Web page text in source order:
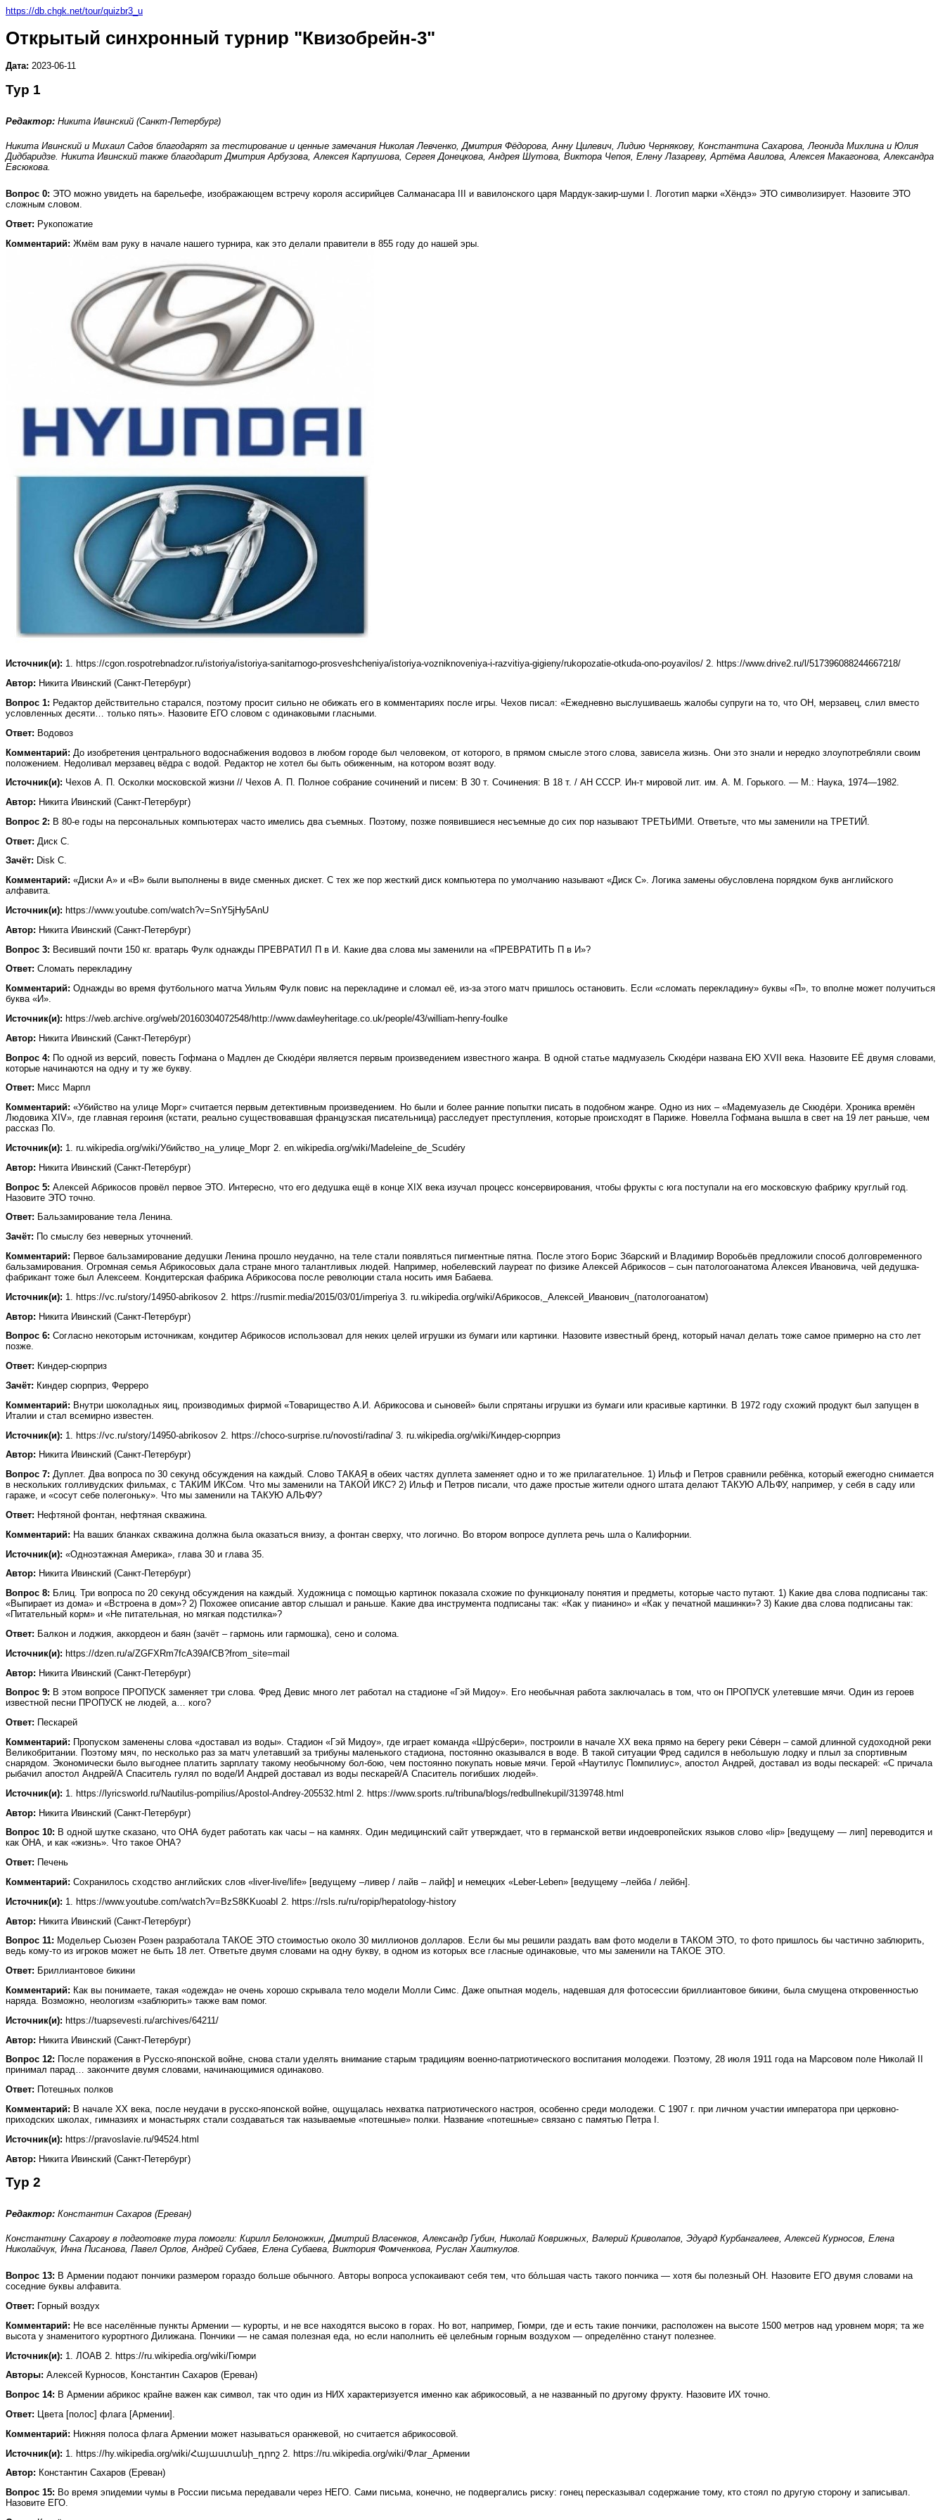
https://db.chgk.net/tour/quizbr3_u
Открытый синхронный турнир "Квизобрейн-3"
Дата: 2023-06-11
Тур 1
Редактор: Никита Ивинский (Санкт-Петербург)
Никита Ивинский и Михаил Садов благодарят за тестирование и ценные замечания Николая Левченко, Дмитрия Фёдорова, Анну Цилевич, Лидию Чернякову, Константина Сахарова, Леонида Михлина и Юлия
Дидбаридзе. Никита Ивинский также благодарит Дмитрия Арбузова, Алексея Карпушова, Сергея Донецкова, Андрея Шутова, Виктора Чепоя, Елену Лазареву, Артёма Авилова, Алексея Макагонова, Александра
Евсюкова.
Вопрос 0: ЭТО можно увидеть на барельефе, изображающем встречу короля ассирийцев Салманасара III и вавилонского царя Мардук-закир-шуми I. Логотип марки «Хёндэ» ЭТО символизирует. Назовите ЭТО
сложным словом.
Ответ: Рукопожатие
Комментарий: Жмём вам руку в начале нашего турнира, как это делали правители в 855 году до нашей эры.
Источник(и): 1. https://cgon.rospotrebnadzor.ru/istoriya/istoriya-sanitarnogo-prosveshcheniya/istoriya-vozniknoveniya-i-razvitiya-gigieny/rukopozatie-otkuda-ono-poyavilos/ 2. https://www.drive2.ru/l/517396088244667218/
Автор: Никита Ивинский (Санкт-Петербург)
Вопрос 1: Редактор действительно старался, поэтому просит сильно не обижать его в комментариях после игры. Чехов писал: «Ежедневно выслушиваешь жалобы супруги на то, что ОН, мерзавец, слил вместо
условленных десяти… только пять». Назовите ЕГО словом с одинаковыми гласными.
Ответ: Водовоз
Комментарий: До изобретения центрального водоснабжения водовоз в любом городе был человеком, от которого, в прямом смысле этого слова, зависела жизнь. Они это знали и нередко злоупотребляли своим
положением. Недоливал мерзавец вёдра с водой. Редактор не хотел бы быть обиженным, на котором возят воду.
Источник(и): Чехов А. П. Осколки московской жизни // Чехов А. П. Полное собрание сочинений и писем: В 30 т. Сочинения: В 18 т. / АН СССР. Ин-т мировой лит. им. А. М. Горького. — М.: Наука, 1974—1982.
Автор: Никита Ивинский (Санкт-Петербург)
Вопрос 2: В 80-е годы на персональных компьютерах часто имелись два съемных. Поэтому, позже появившиеся несъемные до сих пор называют ТРЕТЬИМИ. Ответьте, что мы заменили на ТРЕТИЙ.
Ответ: Диск С.
Зачёт: Disk C.
Комментарий: «Диски А» и «B» были выполнены в виде сменных дискет. С тех же пор жесткий диск компьютера по умолчанию называют «Диск С». Логика замены обусловлена порядком букв английского
алфавита.
Источник(и): https://www.youtube.com/watch?v=SnY5jHy5AnU
Автор: Никита Ивинский (Санкт-Петербург)
Вопрос 3: Весивший почти 150 кг. вратарь Фулк однажды ПРЕВРАТИЛ П в И. Какие два слова мы заменили на «ПРЕВРАТИТЬ П в И»?
Ответ: Сломать перекладину
Комментарий: Однажды во время футбольного матча Уильям Фулк повис на перекладине и сломал её, из-за этого матч пришлось остановить. Если «сломать перекладину» буквы «П», то вполне может получиться
буква «И».
Источник(и): https://web.archive.org/web/20160304072548/http://www.dawleyheritage.co.uk/people/43/william-henry-foulke
Автор: Никита Ивинский (Санкт-Петербург)
Вопрос 4: По одной из версий, повесть Гофмана о Мадлен де Скюде́ри является первым произведением известного жанра. В одной статье мадмуазель Скюде́ри названа ЕЮ XVII века. Назовите ЕЁ двумя словами,
которые начинаются на одну и ту же букву.
Ответ: Мисс Марпл
Комментарий: «Убийство на улице Морг» считается первым детективным произведением. Но были и более ранние попытки писать в подобном жанре. Одно из них – «Мадемуазель де Скюде́ри. Хроника времён
Людовика XIV», где главная героиня (кстати, реально существовавшая французская писательница) расследует преступления, которые происходят в Париже. Новелла Гофмана вышла в свет на 19 лет раньше, чем
рассказ По.
Источник(и): 1. ru.wikipedia.org/wiki/Убийство_на_улице_Морг 2. en.wikipedia.org/wiki/Madeleine_de_Scudéry
Автор: Никита Ивинский (Санкт-Петербург)
Вопрос 5: Алексей Абрикосов провёл первое ЭТО. Интересно, что его дедушка ещё в конце XIX века изучал процесс консервирования, чтобы фрукты с юга поступали на его московскую фабрику круглый год.
Назовите ЭТО точно.
Ответ: Бальзамирование тела Ленина.
Зачёт: По смыслу без неверных уточнений.
Комментарий: Первое бальзамирование дедушки Ленина прошло неудачно, на теле стали появляться пигментные пятна. После этого Борис Збарский и Владимир Воробьёв предложили способ долговременного
бальзамирования. Огромная семья Абрикосовых дала стране много талантливых людей. Например, нобелевский лауреат по физике Алексей Абрикосов – сын патологоанатома Алексея Ивановича, чей дедушка-
фабрикант тоже был Алексеем. Кондитерская фабрика Абрикосова после революции стала носить имя Бабаева.
Источник(и): 1. https://vc.ru/story/14950-abrikosov 2. https://rusmir.media/2015/03/01/imperiya 3. ru.wikipedia.org/wiki/Абрикосов,_Алексей_Иванович_(патологоанатом)
Автор: Никита Ивинский (Санкт-Петербург)
Вопрос 6: Согласно некоторым источникам, кондитер Абрикосов использовал для неких целей игрушки из бумаги или картинки. Назовите известный бренд, который начал делать тоже самое примерно на сто лет
позже.
Ответ: Киндер-сюрприз
Зачёт: Киндер сюрприз, Ферреро
Комментарий: Внутри шоколадных яиц, производимых фирмой «Товарищество А.И. Абрикосова и сыновей» были спрятаны игрушки из бумаги или красивые картинки. В 1972 году схожий продукт был запущен в
Италии и стал всемирно известен.
Источник(и): 1. https://vc.ru/story/14950-abrikosov 2. https://choco-surprise.ru/novosti/radina/ 3. ru.wikipedia.org/wiki/Киндер-сюрприз
Автор: Никита Ивинский (Санкт-Петербург)
Вопрос 7: Дуплет. Два вопроса по 30 секунд обсуждения на каждый. Слово ТАКАЯ в обеих частях дуплета заменяет одно и то же прилагательное. 1) Ильф и Петров сравнили ребёнка, который ежегодно снимается
в нескольких голливудских фильмах, с ТАКИМ ИКСом. Что мы заменили на ТАКОЙ ИКС? 2) Ильф и Петров писали, что даже простые жители одного штата делают ТАКУЮ АЛЬФУ, например, у себя в саду или
гараже, и «сосут себе полегоньку». Что мы заменили на ТАКУЮ АЛЬФУ?
Ответ: Нефтяной фонтан, нефтяная скважина.
Комментарий: На ваших бланках скважина должна была оказаться внизу, а фонтан сверху, что логично. Во втором вопросе дуплета речь шла о Калифорнии.
Источник(и): «Одноэтажная Америка», глава 30 и глава 35.
Автор: Никита Ивинский (Санкт-Петербург)
Вопрос 8: Блиц. Три вопроса по 20 секунд обсуждения на каждый. Художница с помощью картинок показала схожие по функционалу понятия и предметы, которые часто путают. 1) Какие два слова подписаны так:
«Выпирает из дома» и «Встроена в дом»? 2) Похожее описание автор слышал и раньше. Какие два инструмента подписаны так: «Как у пианино» и «Как у печатной машинки»? 3) Какие два слова подписаны так:
«Питательный корм» и «Не питательная, но мягкая подстилка»?
Ответ: Балкон и лоджия, аккордеон и баян (зачёт – гармонь или гармошка), сено и солома.
Источник(и): https://dzen.ru/a/ZGFXRm7fcA39AfCB?from_site=mail
Автор: Никита Ивинский (Санкт-Петербург)
Вопрос 9: В этом вопросе ПРОПУСК заменяет три слова. Фред Девис много лет работал на стадионе «Гэй Мидоу». Его необычная работа заключалась в том, что он ПРОПУСК улетевшие мячи. Один из героев
известной песни ПРОПУСК не людей, а… кого?
Ответ: Пескарей
Комментарий: Пропуском заменены слова «доставал из воды». Стадион «Гэй Мидоу», где играет команда «Шру́сбери», построили в начале XX века прямо на берегу реки Се́верн – самой длинной судоходной реки
Великобритании. Поэтому мяч, по несколько раз за матч улетавший за трибуны маленького стадиона, постоянно оказывался в воде. В такой ситуации Фред садился в небольшую лодку и плыл за спортивным
снарядом. Экономически было выгоднее платить зарплату такому необычному бол-бою, чем постоянно покупать новые мячи. Герой «Наутилус Помпилиус», апостол Андрей, доставал из воды пескарей: «С причала
рыбачил апостол Андрей/А Спаситель гулял по воде/И Андрей доставал из воды пескарей/А Спаситель погибших людей».
Источник(и): 1. https://lyricsworld.ru/Nautilus-pompilius/Apostol-Andrey-205532.html 2. https://www.sports.ru/tribuna/blogs/redbullnekupil/3139748.html
Автор: Никита Ивинский (Санкт-Петербург)
Вопрос 10: В одной шутке сказано, что ОНА будет работать как часы – на камнях. Один медицинский сайт утверждает, что в германской ветви индоевропейских языков слово «lip» [ведущему — лип] переводится и
как ОНА, и как «жизнь». Что такое ОНА?
Ответ: Печень
Комментарий: Сохранилось сходство английских слов «liver-live/life» [ведущему –ливер / лайв – лайф] и немецких «Leber-Leben» [ведущему –лейба / лейбн].
Источник(и): 1. https://www.youtube.com/watch?v=BzS8KKuoabI 2. https://rsls.ru/ru/ropip/hepatology-history
Автор: Никита Ивинский (Санкт-Петербург)
Вопрос 11: Модельер Сьюзен Розен разработала ТАКОЕ ЭТО стоимостью около 30 миллионов долларов. Если бы мы решили раздать вам фото модели в ТАКОМ ЭТО, то фото пришлось бы частично заблюрить,
ведь кому-то из игроков может не быть 18 лет. Ответьте двумя словами на одну букву, в одном из которых все гласные одинаковые, что мы заменили на ТАКОЕ ЭТО.
Ответ: Бриллиантовое бикини
Комментарий: Как вы понимаете, такая «одежда» не очень хорошо скрывала тело модели Молли Симс. Даже опытная модель, надевшая для фотосессии бриллиантовое бикини, была смущена откровенностью
наряда. Возможно, неологизм «заблюрить» также вам помог.
Источник(и): https://tuapsevesti.ru/archives/64211/
Автор: Никита Ивинский (Санкт-Петербург)
Вопрос 12: После поражения в Русско-японской войне, снова стали уделять внимание старым традициям военно-патриотического воспитания молодежи. Поэтому, 28 июля 1911 года на Марсовом поле Николай II
принимал парад… закончите двумя словами, начинающимися одинаково.
Ответ: Потешных полков
Комментарий: В начале XX века, после неудачи в русско-японской войне, ощущалась нехватка патриотического настроя, особенно среди молодежи. С 1907 г. при личном участии императора при церковно-
приходских школах, гимназиях и монастырях стали создаваться так называемые «потешные» полки. Название «потешные» связано с памятью Петра I.
Источник(и): https://pravoslavie.ru/94524.html
Автор: Никита Ивинский (Санкт-Петербург)
Тур 2
Редактор: Константин Сахаров (Ереван)
Константину Сахарову в подготовке тура помогли: Кирилл Белоножкин, Дмитрий Власенков, Александр Губин, Николай Коврижных, Валерий Криволапов, Эдуард Курбангалеев, Алексей Курносов, Елена
Николайчук, Инна Писанова, Павел Орлов, Андрей Субаев, Елена Субаева, Виктория Фомченкова, Руслан Хаиткулов.
Вопрос 13: В Армении подают пончики размером гораздо больше обычного. Авторы вопроса успокаивают себя тем, что бо́льшая часть такого пончика — хотя бы полезный ОН. Назовите ЕГО двумя словами на
соседние буквы алфавита.
Ответ: Горный воздух
Комментарий: Не все населённые пункты Армении — курорты, и не все находятся высоко в горах. Но вот, например, Гюмри, где и есть такие пончики, расположен на высоте 1500 метров над уровнем моря; та же
высота у знаменитого курортного Дилижана. Пончики — не самая полезная еда, но если наполнить её целебным горным воздухом — определённо станут полезнее.
Источник(и): 1. ЛОАВ 2. https://ru.wikipedia.org/wiki/Гюмри
Авторы: Алексей Курносов, Константин Сахаров (Ереван)
Вопрос 14: В Армении абрикос крайне важен как символ, так что один из НИХ характеризуется именно как абрикосовый, а не названный по другому фрукту. Назовите ИХ точно.
Ответ: Цвета [полос] флага [Армении].
Комментарий: Нижняя полоса флага Армении может называться оранжевой, но считается абрикосовой.
Источник(и): 1. https://hy.wikipedia.org/wiki/Հայաստանի_դրոշ 2. https://ru.wikipedia.org/wiki/Флаг_Армении
Автор: Константин Сахаров (Ереван)
Вопрос 15: Во время эпидемии чумы в России письма передавали через НЕГО. Сами письма, конечно, не подвергались риску: гонец пересказывал содержание тому, кто стоял по другую сторону и записывал.
Назовите ЕГО.